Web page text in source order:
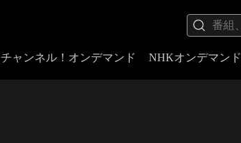
チャンネル！オンデマンド NHKオンデマンド